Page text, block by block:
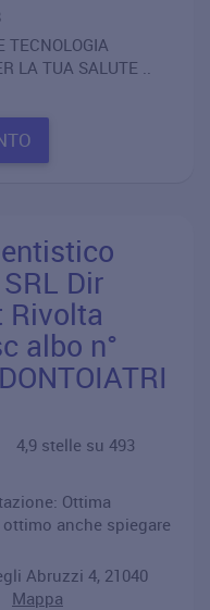
TECNOLOGIA
LA TUA SALUTE ..
Dir
Rivolta
albo n°
4,9 stelle su 493
Ottima
ottimo anche spiegare
Abruzzi 4, 21040
Mappa